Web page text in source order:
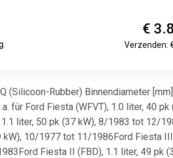
€
Verzenden:
(Silicoon-Rubber) Binnendiameter
für Ford Fiesta (WFVT), 1.0 liter, 40
liter, 50 pk (37 kW), 8/1983 tot 12/
10/1977 tot 11/1986Ford Fiesta
Fiesta II (FBD), 1.1 liter, 49